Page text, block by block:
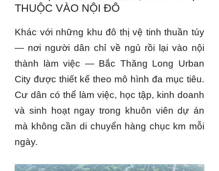
THUỘC VÀO NỘI ĐÔ
Khác với những khu đô thị vệ tinh thuần túy
— nơi người dân chỉ về ngủ rồi lại vào nội
thành làm việc — Bắc Thăng Long Urban
City được thiết kế theo mô hình đa mục tiêu.
Cư dân có thể làm việc, học tập, kinh doanh
và sinh hoạt ngay trong khuôn viên dự án
mà không cần di chuyển hàng chục km mỗi
ngày.